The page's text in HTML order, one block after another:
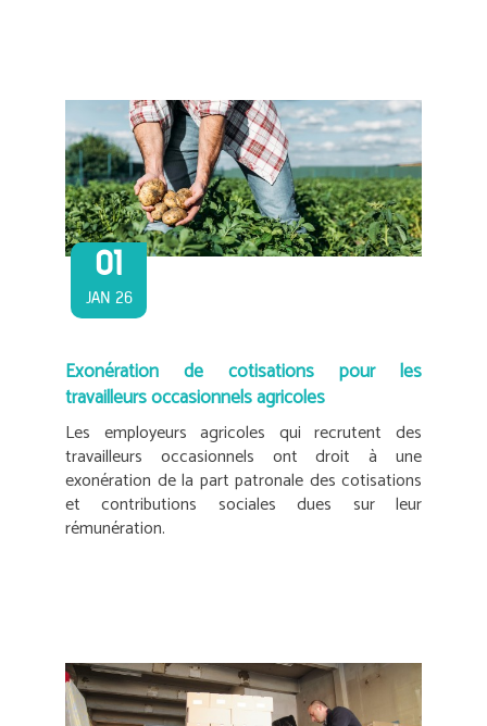
01
JAN 26
Exonération de cotisations pour les
travailleurs occasionnels agricoles
Les employeurs agricoles qui recrutent des
travailleurs occasionnels ont droit à une
exonération de la part patronale des cotisations
et contributions sociales dues sur leur
rémunération.